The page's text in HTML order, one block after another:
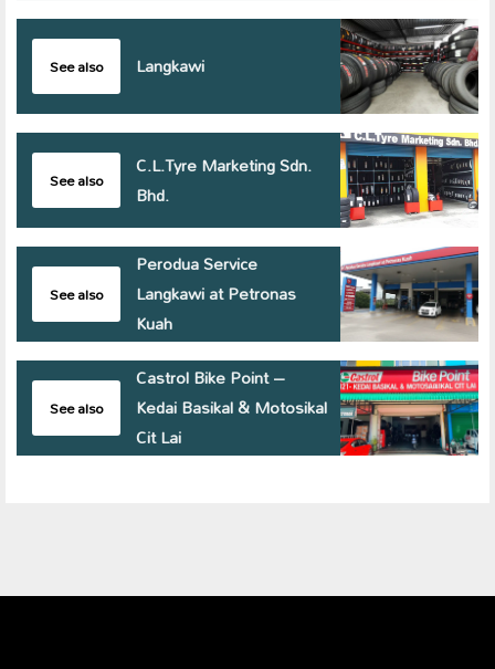
See also Langkawi
See also
C.L.Tyre Marketing Sdn.
Bhd.
See also
Perodua Service
Langkawi at Petronas
Kuah
See also
Castrol Bike Point –
Kedai Basikal & Motosikal
Cit Lai